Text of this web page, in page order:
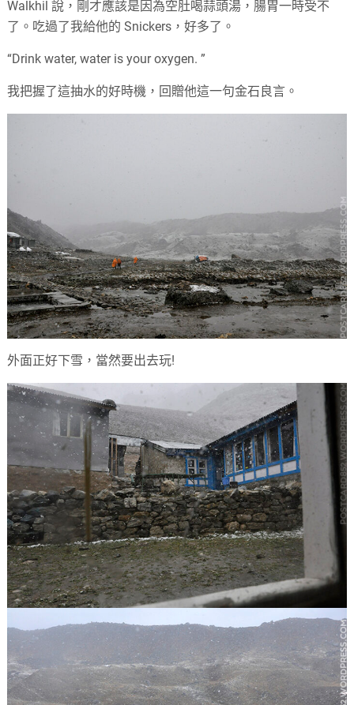
Walkhil 說，剛才應該是因為空肚喝蒜頭湯，腸胃一時受不
了。吃過了我給他的 Snickers，好多了。
“Drink water, water is your oxygen. ”
我把握了這抽水的好時機，回贈他這一句金石良言。
外面正好下雪，當然要出去玩!